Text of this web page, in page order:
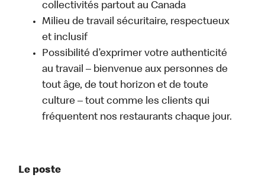
collectivités partout au Canada
Milieu de travail sécuritaire, respectueux
et inclusif
Possibilité d’exprimer votre authenticité
au travail – bienvenue aux personnes de
tout âge, de tout horizon et de toute
culture – tout comme les clients qui
fréquentent nos restaurants chaque jour.
Le poste